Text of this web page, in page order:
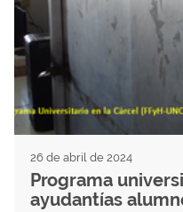
26 de abril de 2024
Programa
ayudantías